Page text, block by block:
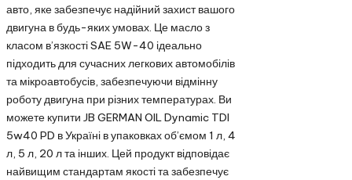
авто, яке забезпечує надійний захист вашого
двигуна в будь-яких умовах. Це масло з
класом в’язкості SAE 5W-40 ідеально
підходить для сучасних легкових автомобілів
та мікроавтобусів, забезпечуючи відмінну
роботу двигуна при різних температурах. Ви
можете купити JB GERMAN OIL Dynamic TDI
5w40 PD в Україні в упаковках об’ємом 1 л, 4
л, 5 л, 20 л та інших. Цей продукт відповідає
найвищим стандартам якості та забезпечує